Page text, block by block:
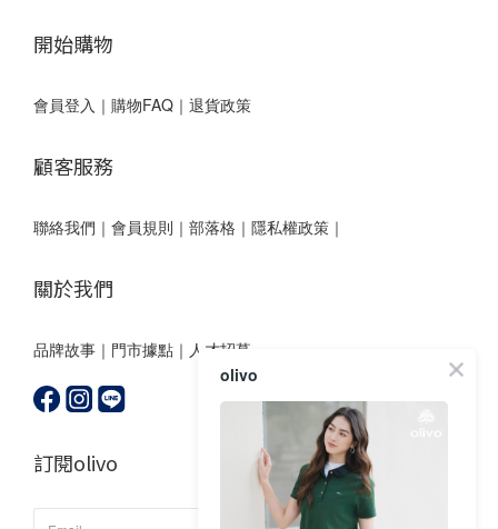
開始購物
會員登入 ｜ 購物FAQ ｜ 退貨政策
顧客服務
聯絡我們 ｜ 會員規則 ｜ 部落格 ｜ 隱私權政策｜
關於我們
品牌故事 ｜ 門市據點 ｜ 人才招募
訂閱olivo
olivo